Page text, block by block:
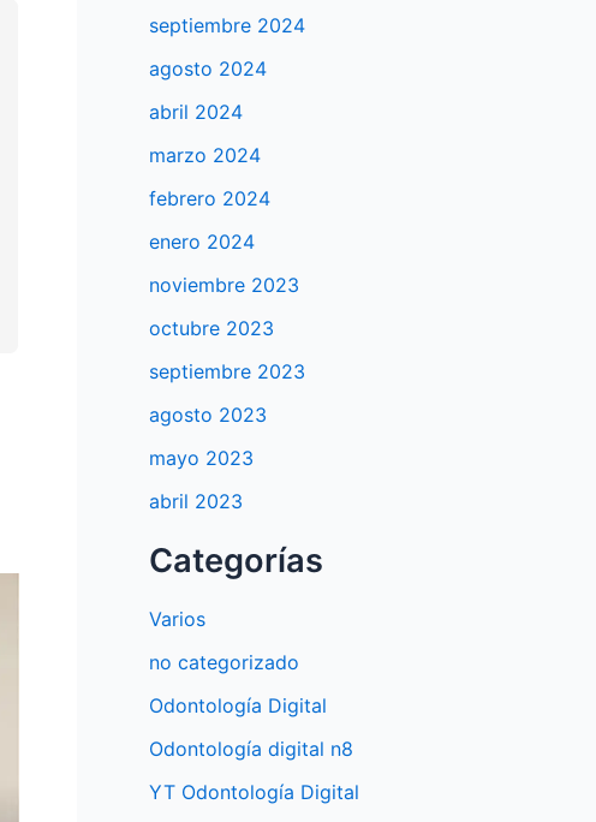
septiembre 2024
agosto 2024
abril 2024
marzo 2024
febrero 2024
enero 2024
noviembre 2023
octubre 2023
septiembre 2023
agosto 2023
mayo 2023
abril 2023
Categorías
Varios
no categorizado
Odontología Digital
Odontología digital n8
YT Odontología Digital